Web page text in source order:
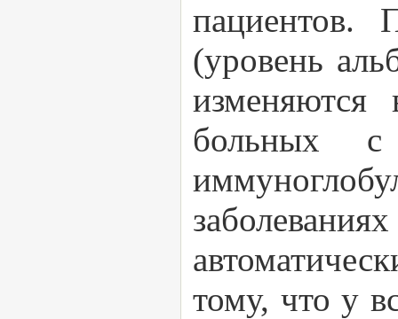
пациентов.
(уровень
больных
тому, что у